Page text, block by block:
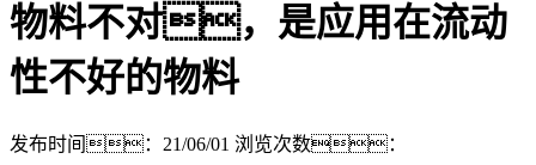
物料不对，是应用在流动
性不好的物料
发布时间：21/06/01 浏览次数：